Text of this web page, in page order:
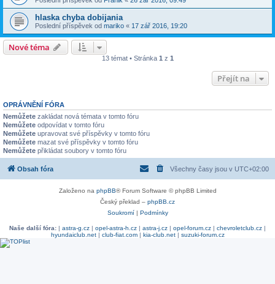
hlaska chyba dobijania
Poslední příspěvek od mariko « 17 zář 2016, 19:20
Nové téma
13 témat • Stránka 1 z 1
Přejít na
OPRÁVNĚNÍ FÓRA
Nemůžete zakládat nová témata v tomto fóru
Nemůžete odpovídat v tomto fóru
Nemůžete upravovat své příspěvky v tomto fóru
Nemůžete mazat své příspěvky v tomto fóru
Nemůžete přikládat soubory v tomto fóru
Obsah fóra Všechny časy jsou v UTC+02:00
Založeno na phpBB® Forum Software © phpBB Limited
Český překlad – phpBB.cz
Soukromí| Podmínky
Naše další fóra: | astra-g.cz | opel-astra-h.cz | astra-j.cz | opel-forum.cz | chevroletclub.cz |
hyundaiclub.net| club-fiat.com| kia-club.net| suzuki-forum.cz